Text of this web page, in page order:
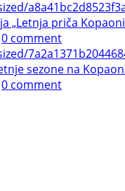
„Letnja priča
0 comment
sezone na
0 comment